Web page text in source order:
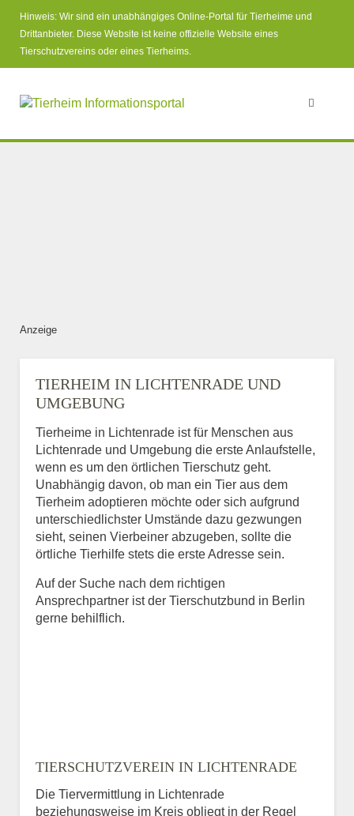
Hinweis: Wir sind ein unabhängiges Online-Portal für Tierheime und
Drittanbieter. Diese Website ist keine offizielle Website eines
Tierschutzvereins oder eines Tierheims.
Anzeige
TIERHEIM IN LICHTENRADE UND
UMGEBUNG
Tierheime in Lichtenrade ist für Menschen aus
Lichtenrade und Umgebung die erste Anlaufstelle,
wenn es um den örtlichen Tierschutz geht.
Unabhängig davon, ob man ein Tier aus dem
Tierheim adoptieren möchte oder sich aufgrund
unterschiedlichster Umstände dazu gezwungen
sieht, seinen Vierbeiner abzugeben, sollte die
örtliche Tierhilfe stets die erste Adresse sein.
Auf der Suche nach dem richtigen
Ansprechpartner ist der Tierschutzbund in Berlin
gerne behilflich.
TIERSCHUTZVEREIN IN LICHTENRADE
Die Tiervermittlung in Lichtenrade
beziehungsweise im Kreis obliegt in der Regel